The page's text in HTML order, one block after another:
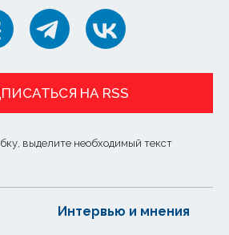
НА RSS
выделите необходимый текст
Интервью и мнения